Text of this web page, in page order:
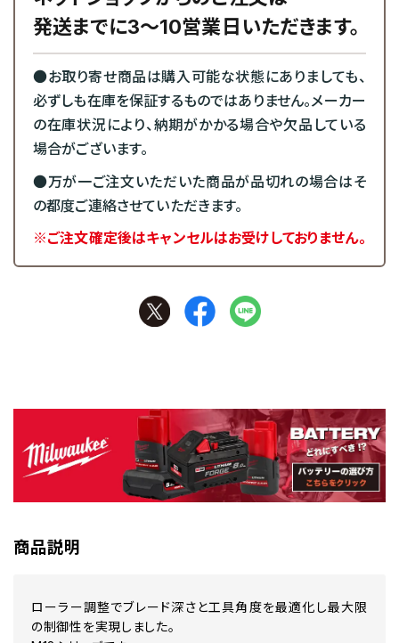
発送までに3～10営業日いただきます。
●お取り寄せ商品は購入可能な状態にありましても、
必ずしも在庫を保証するものではありません。メーカー
の在庫状況により、納期がかかる場合や欠品している
場合がございます。
●万が一ご注文いただいた商品が品切れの場合はそ
の都度ご連絡させていただきます。
※ご注文確定後はキャンセルはお受けしておりません。
商品説明
ローラー調整でブレード深さと工具角度を最適化し最大限
の制御性を実現しました。